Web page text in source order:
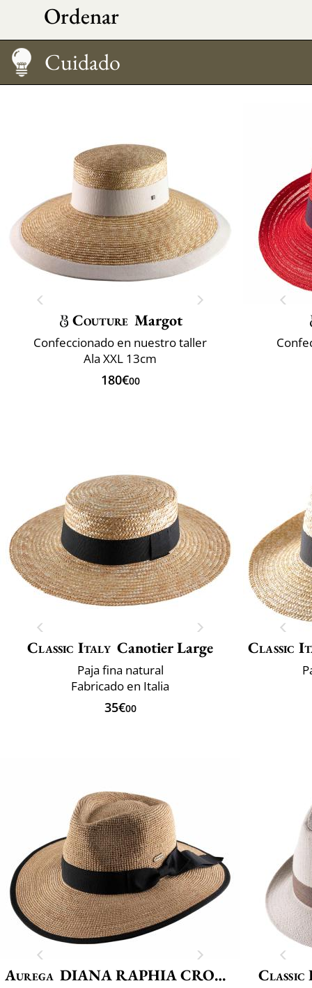
Ordenar
Cómo llevarlo
Consejos morfo
Cuidado
Couture Margot
Confeccionado en nuestro taller
Ala XXL 13cm
180€00
Classic Italy Canotier Large
Paja fina natural
Fabricado en Italia
35€00
Classic
Aurega DIANA RAPHIA CROCHET FINO